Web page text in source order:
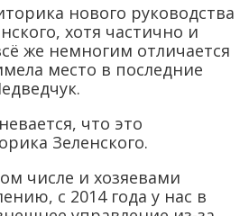
нового руководства
хотя частично и
же немногим отличается
место в последние
что это
Зеленского.
числе и хозяевами
с 2014 года у нас в